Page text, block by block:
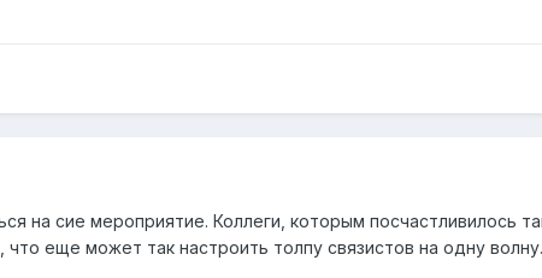
на сие мероприятие. Коллеги, которым посчастливилось
еще может так настроить толпу связистов на одну